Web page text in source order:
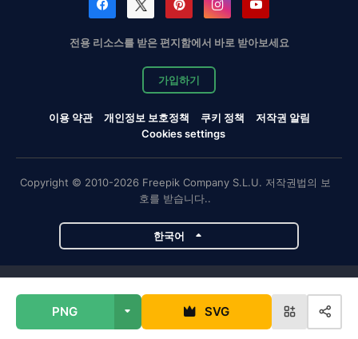
PNG SVG
전용 리소스를 받은 편지함에서 바로 받아보세요
가입하기
이용 약관 개인정보 보호정책 쿠키 정책
저작권 알림
Cookies settings
Copyright © 2010-2026 Freepik Company S.L.U. 저작권법의 보
호를 받습니다..
한국어